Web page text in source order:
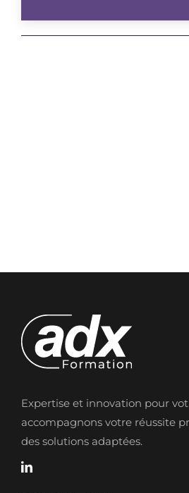
Expertise et innovation pour
accompagnons votre réussite
des solutions adaptées.